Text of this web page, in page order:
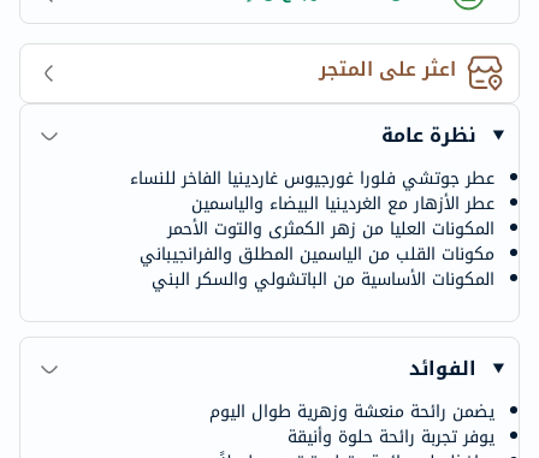
اعثر على المتجر
نظرة عامة
عطر جوتشي فلورا غورجيوس غاردينيا الفاخر للنساء
عطر الأزهار مع الغردينيا البيضاء والياسمين
المكونات العليا من زهر الكمثرى والتوت الأحمر
مكونات القلب من الياسمين المطلق والفرانجيباني
المكونات الأساسية من الباتشولي والسكر البني
الفوائد
يضمن رائحة منعشة وزهرية طوال اليوم
يوفر تجربة رائحة حلوة وأنيقة